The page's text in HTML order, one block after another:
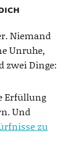
Niemand
Unruhe,
zwei Dinge:
Erfüllung
Und
zu